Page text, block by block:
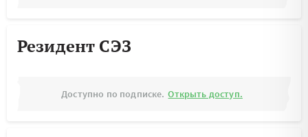
Резидент СЭЗ
Доступно по подписке. Открыть доступ.